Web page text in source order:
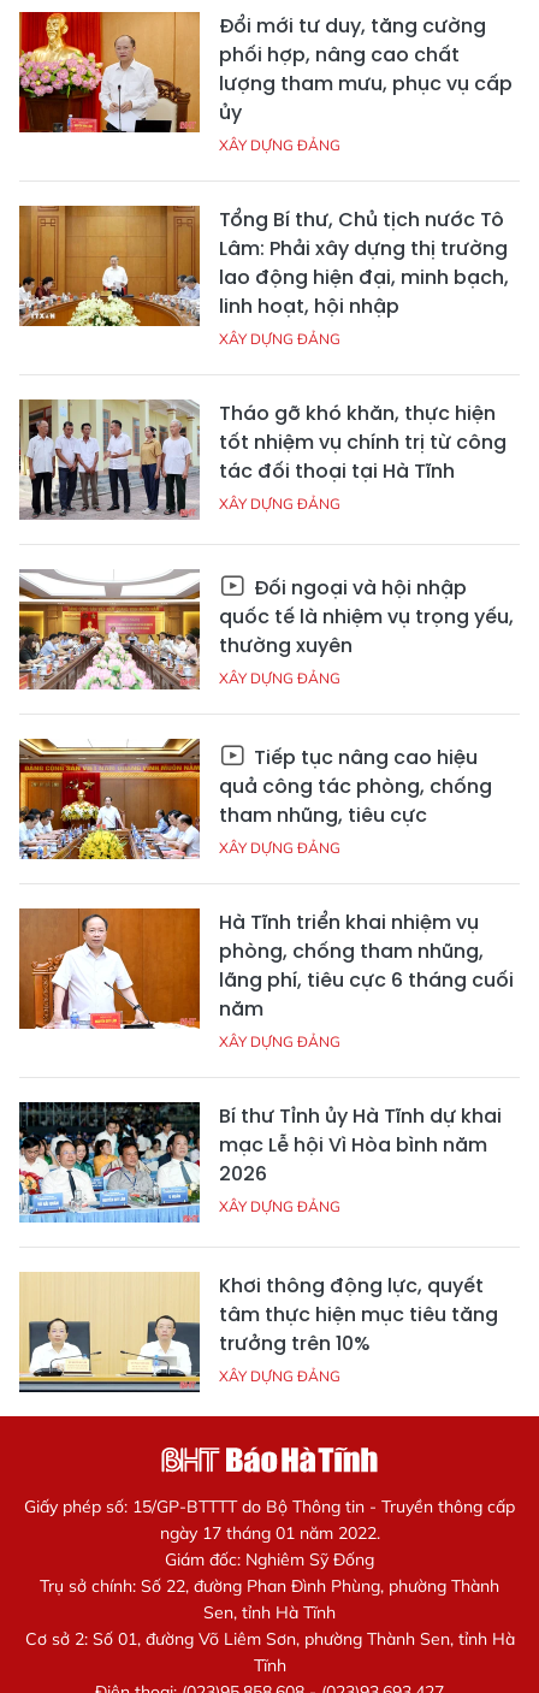
Đổi mới tư duy, tăng cường
phối hợp, nâng cao chất
lượng tham mưu, phục vụ cấp
ủy
XÂY DỰNG ĐẢNG
Tổng Bí thư, Chủ tịch nước Tô
Lâm: Phải xây dựng thị trường
lao động hiện đại, minh bạch,
linh hoạt, hội nhập
XÂY DỰNG ĐẢNG
Tháo gỡ khó khăn, thực hiện
tốt nhiệm vụ chính trị từ công
tác đối thoại tại Hà Tĩnh
XÂY DỰNG ĐẢNG
Đối ngoại và hội nhập
quốc tế là nhiệm vụ trọng yếu,
thường xuyên
XÂY DỰNG ĐẢNG
Tiếp tục nâng cao hiệu
quả công tác phòng, chống
tham nhũng, tiêu cực
XÂY DỰNG ĐẢNG
Hà Tĩnh triển khai nhiệm vụ
phòng, chống tham nhũng,
lãng phí, tiêu cực 6 tháng cuối
năm
XÂY DỰNG ĐẢNG
Bí thư Tỉnh ủy Hà Tĩnh dự khai
mạc Lễ hội Vì Hòa bình năm
2026
XÂY DỰNG ĐẢNG
Khơi thông động lực, quyết
tâm thực hiện mục tiêu tăng
trưởng trên 10%
XÂY DỰNG ĐẢNG
Giấy phép số: 15/GP-BTTTT do Bộ Thông tin - Truyền thông cấp
ngày 17 tháng 01 năm 2022.
Giám đốc: Nghiêm Sỹ Đống
Trụ sở chính: Số 22, đường Phan Đình Phùng, phường Thành
Sen, tỉnh Hà Tĩnh
Cơ sở 2: Số 01, đường Võ Liêm Sơn, phường Thành Sen, tỉnh Hà
Tĩnh